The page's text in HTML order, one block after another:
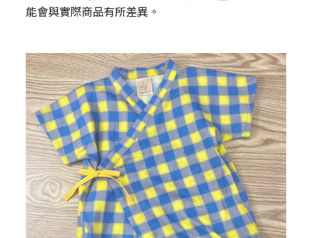
能會與實際商品有所差異。